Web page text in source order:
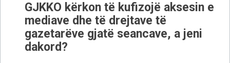
GJKKO kërkon të kufizojë aksesin e
mediave dhe të drejtave të
gazetarëve gjatë seancave, a jeni
dakord?